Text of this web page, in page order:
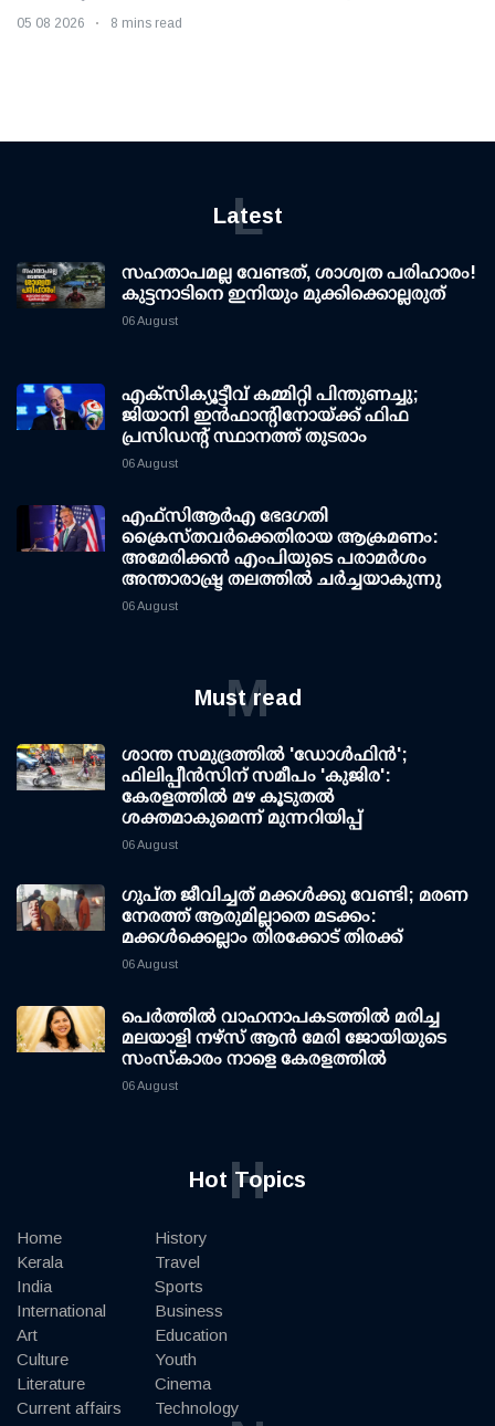
05 08 2026 8 mins read
Latest
L
സഹതാപമല്ല വേണ്ടത്, ശാശ്വത പരിഹാരം!
കുട്ടനാടിനെ ഇനിയും മുക്കിക്കൊല്ലരുത്
06 August
എക്സിക്യൂട്ടീവ് കമ്മിറ്റി പിന്തുണച്ചു;
ജിയാനി ഇന്‍ഫാന്റിനോയ്ക്ക് ഫിഫ
പ്രസിഡന്റ് സ്ഥാനത്ത് തുടരാം
06 August
എഫ്‌സി‌ആര്‍‌എ ഭേദഗതി
ക്രൈസ്തവർക്കെതിരായ ആക്രമണം:
അമേരിക്കൻ എംപിയുടെ പരാമർശം
അന്താരാഷ്ട്ര തലത്തിൽ ചർച്ചയാകുന്നു
06 August
Must read
M
ശാന്ത സമുദ്രത്തില്‍ 'ഡോള്‍ഫിന്‍';
ഫിലിപ്പീന്‍സിന് സമീപം 'കുജിര':
കേരളത്തില്‍ മഴ കൂടുതല്‍
ശക്തമാകുമെന്ന് മുന്നറിയിപ്പ്
06 August
ഗുപ്ത ജീവിച്ചത് മക്കള്‍ക്കു വേണ്ടി; മരണ
നേരത്ത് ആരുമില്ലാതെ മടക്കം:
മക്കള്‍ക്കെല്ലാം തിരക്കോട് തിരക്ക്
06 August
പെർത്തിൽ വാഹനാപകടത്തിൽ മരിച്ച
മലയാളി നഴ്സ് ആൻ മേരി ജോയിയുടെ
സംസ്കാരം നാളെ കേരളത്തിൽ
06 August
Hot Topics
H
Home
Kerala
India
International
Art
Culture
Literature
Current affairs
History
Travel
Sports
Business
Education
Youth
Cinema
Technology